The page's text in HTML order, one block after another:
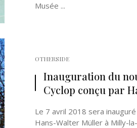
Musée ...
OTHERSIDE
Inauguration du
Cyclop conçu par
Le 7 avril 2018 sera
Hans-Walter Müller à Milly-